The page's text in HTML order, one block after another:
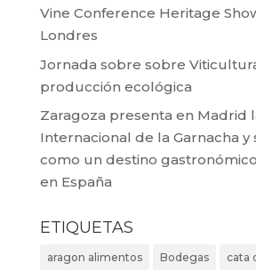
Vine Conference Heritage
Londres
Jornada sobre sobre
producción ecológica
Zaragoza presenta en Madrid
Internacional de la Garnacha
como un destino
en España
ETIQUETAS
aragon alimentos Bodegas cata